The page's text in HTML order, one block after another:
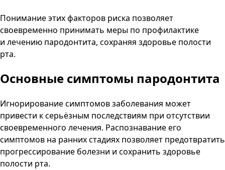
Понимание этих факторов риска позволяет
своевременно принимать меры по профилактике
и лечению пародонтита, сохраняя здоровье полости
рта.
Основные симптомы пародонтита
Игнорирование симптомов заболевания может
привести к серьёзным последствиям при отсутствии
своевременного лечения. Распознавание его
симптомов на ранних стадиях позволяет предотвратить
прогрессирование болезни и сохранить здоровье
полости рта.